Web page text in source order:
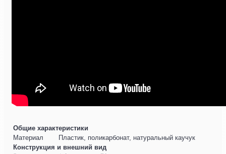
Общие характеристики
Материал
Пластик, поликарбонат, натуральный каучук
Конструкция и внешний вид